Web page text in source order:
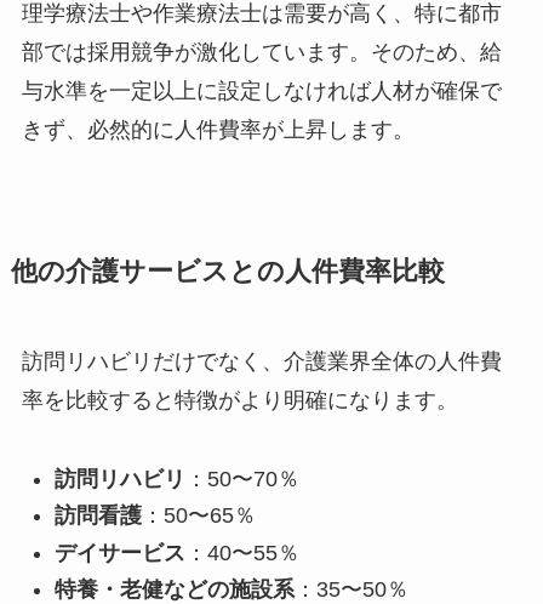
理学療法士や作業療法士は需要が高く、特に都市
部では採用競争が激化しています。そのため、給
与水準を一定以上に設定しなければ人材が確保で
きず、必然的に人件費率が上昇します。
他の介護サービスとの人件費率比較
訪問リハビリだけでなく、介護業界全体の人件費
率を比較すると特徴がより明確になります。
訪問リハビリ ：50〜70％
訪問看護：50〜65％
デイサービス ：40〜55％
特養・老健などの施設系：35〜50％